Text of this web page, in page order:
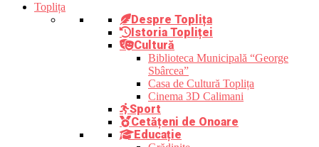
Toplița
Despre Toplița
Istoria Topliței
Cultură
Biblioteca Municipală “George
Sbârcea”
Casa de Cultură Toplița
Cinema 3D Calimani
Sport
Cetățeni de Onoare
Educație